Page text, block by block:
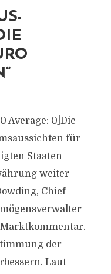
Average: 0]Die
für
Staaten
weiter
Chief
der
Laut